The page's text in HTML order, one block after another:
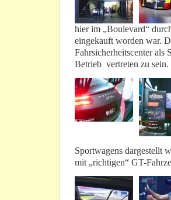
hier im „Boulevard“
eingekauft worden war.
Fahrsicherheitscenter als
Betrieb vertreten zu sein.
Sportwagens dargestellt
mit „richtigen“ GT-